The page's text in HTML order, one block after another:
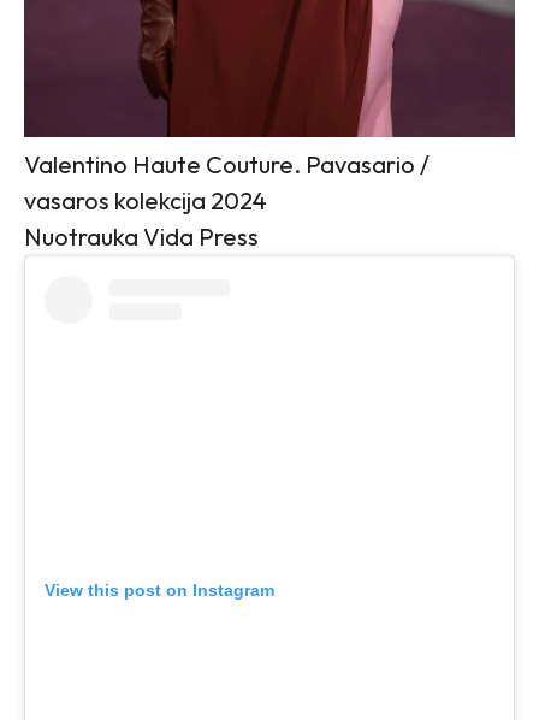
Valentino Haute Couture. Pavasario /
vasaros kolekcija 2024
Nuotrauka Vida Press
View this post on Instagram